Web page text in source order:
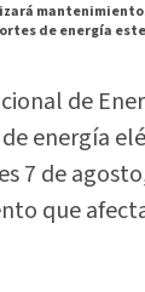
de energía
de
energía
7 de
que